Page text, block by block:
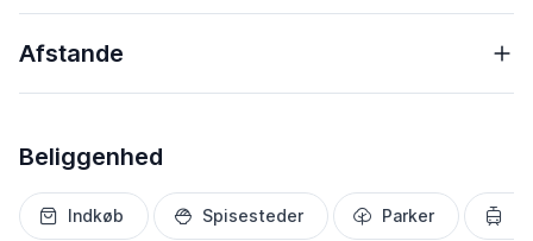
Afstande
Beliggenhed
Indkøb Spisesteder Parker